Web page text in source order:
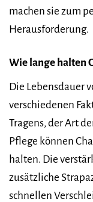
machen sie zum
Herausforderung.
Wie lange halten
Die Lebensdauer
verschiedenen
Tragens, der Art
Pflege können
halten. Die
zusätzliche
schnellen